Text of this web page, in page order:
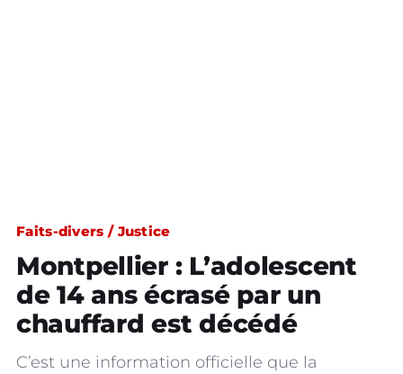
Faits-divers / Justice
Montpellier : L’adolescent
de 14 ans écrasé par un
chauffard est décédé
C’est une information officielle que la